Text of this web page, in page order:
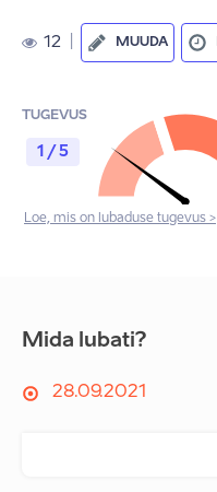
12 MUUDA
TUGEVUS
1 / 5
Loe, mis on lubaduse tugevus >
Mida lubati?
28.09.2021